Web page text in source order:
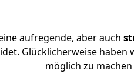
aufregende, aber auch
Glücklicherweise haben
möglich zu